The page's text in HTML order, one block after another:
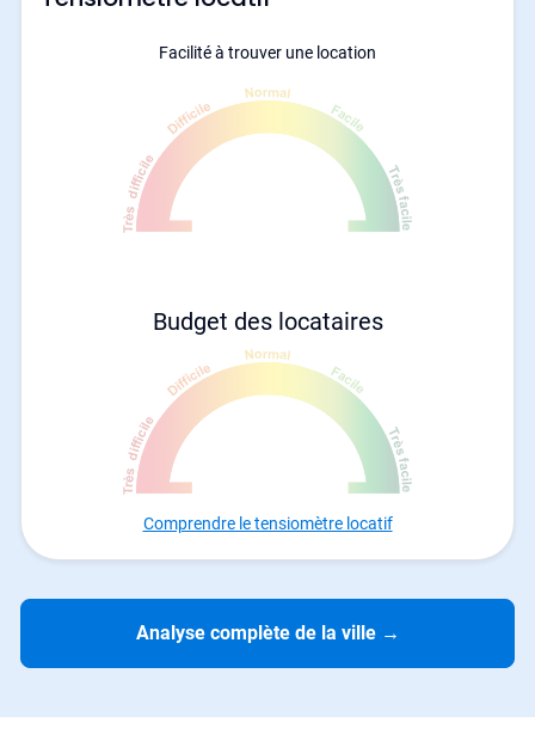
Facilité à trouver une location
Budget des locataires
Comprendre le tensiomètre locatif
Analyse complète de la ville →